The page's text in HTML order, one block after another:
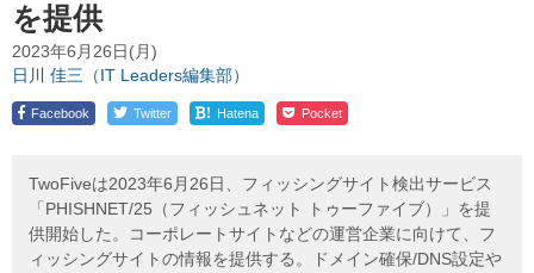
を提供
2023年6月26日(月)
日川 佳三（IT Leaders編集部）
Facebook Twitter ! Hatena Pocket
TwoFiveは2023年6月26日、フィッシングサイト検出サービス
「PHISHNET/25（フィッシュネット トゥーファイブ）」を提
供開始した。コーポレートサイトなどの運営企業に向けて、フ
ィッシングサイトの情報を提供する。ドメイン確保/DNS設定や